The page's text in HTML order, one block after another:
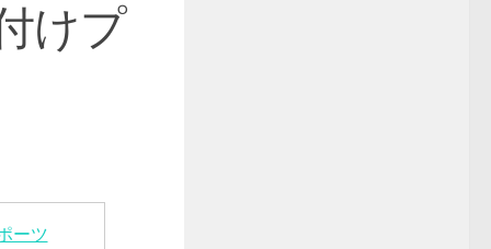
けプ
ーツ